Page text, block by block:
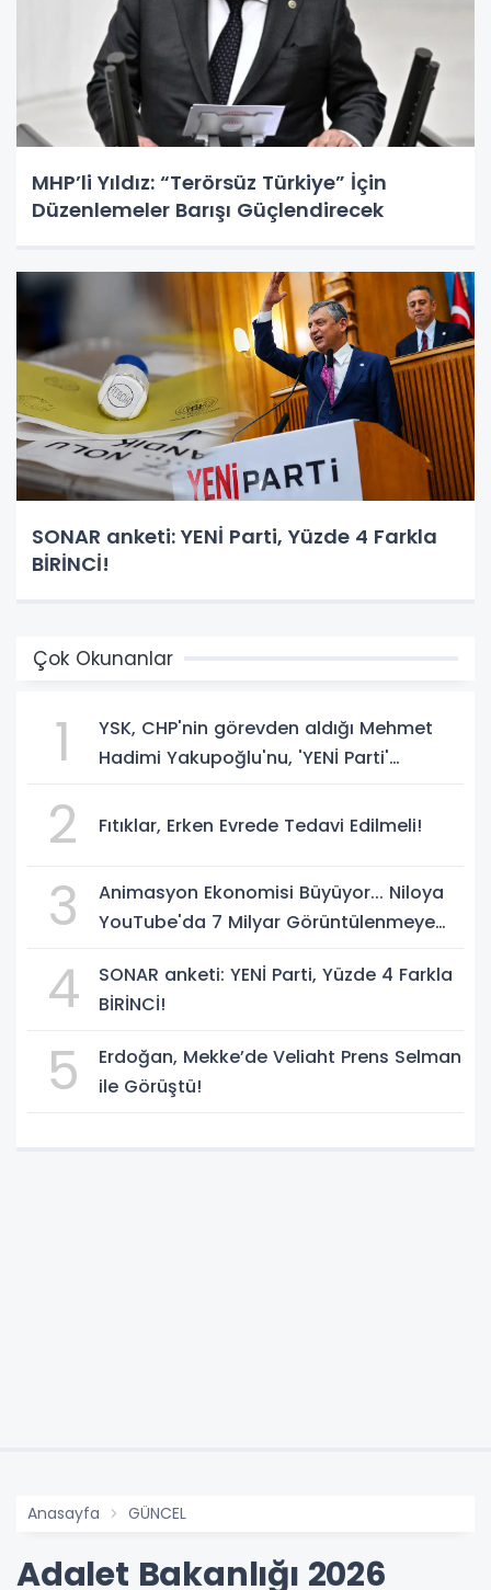
MHP’li Yıldız: “Terörsüz Türkiye” İçin
Düzenlemeler Barışı Güçlendirecek
SONAR anketi: YENİ Parti, Yüzde 4 Farkla
BİRİNCİ!
Çok Okunanlar
1
YSK, CHP'nin görevden aldığı Mehmet
Hadimi Yakupoğlu'nu, 'YENİ Parti'
2 Fıtıklar, Erken Evrede Tedavi Edilmeli!
3
Animasyon Ekonomisi Büyüyor... Niloya
YouTube'da 7 Milyar Görüntülenmeye
4
SONAR anketi: YENİ Parti, Yüzde 4 Farkla
BİRİNCİ!
5
Erdoğan, Mekke’de Veliaht Prens Selman
ile Görüştü!
Anasayfa GÜNCEL
Adalet Bakanlığı 2026